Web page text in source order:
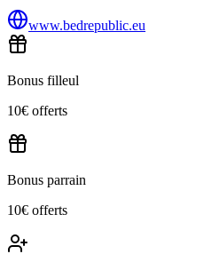
www.bedrepublic.eu
Bonus filleul
10€ offerts
Bonus parrain
10€ offerts